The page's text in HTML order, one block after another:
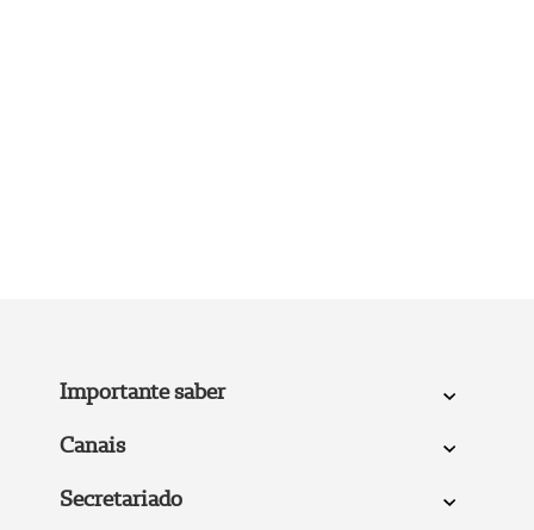
Importante saber
Canais
Secretariado